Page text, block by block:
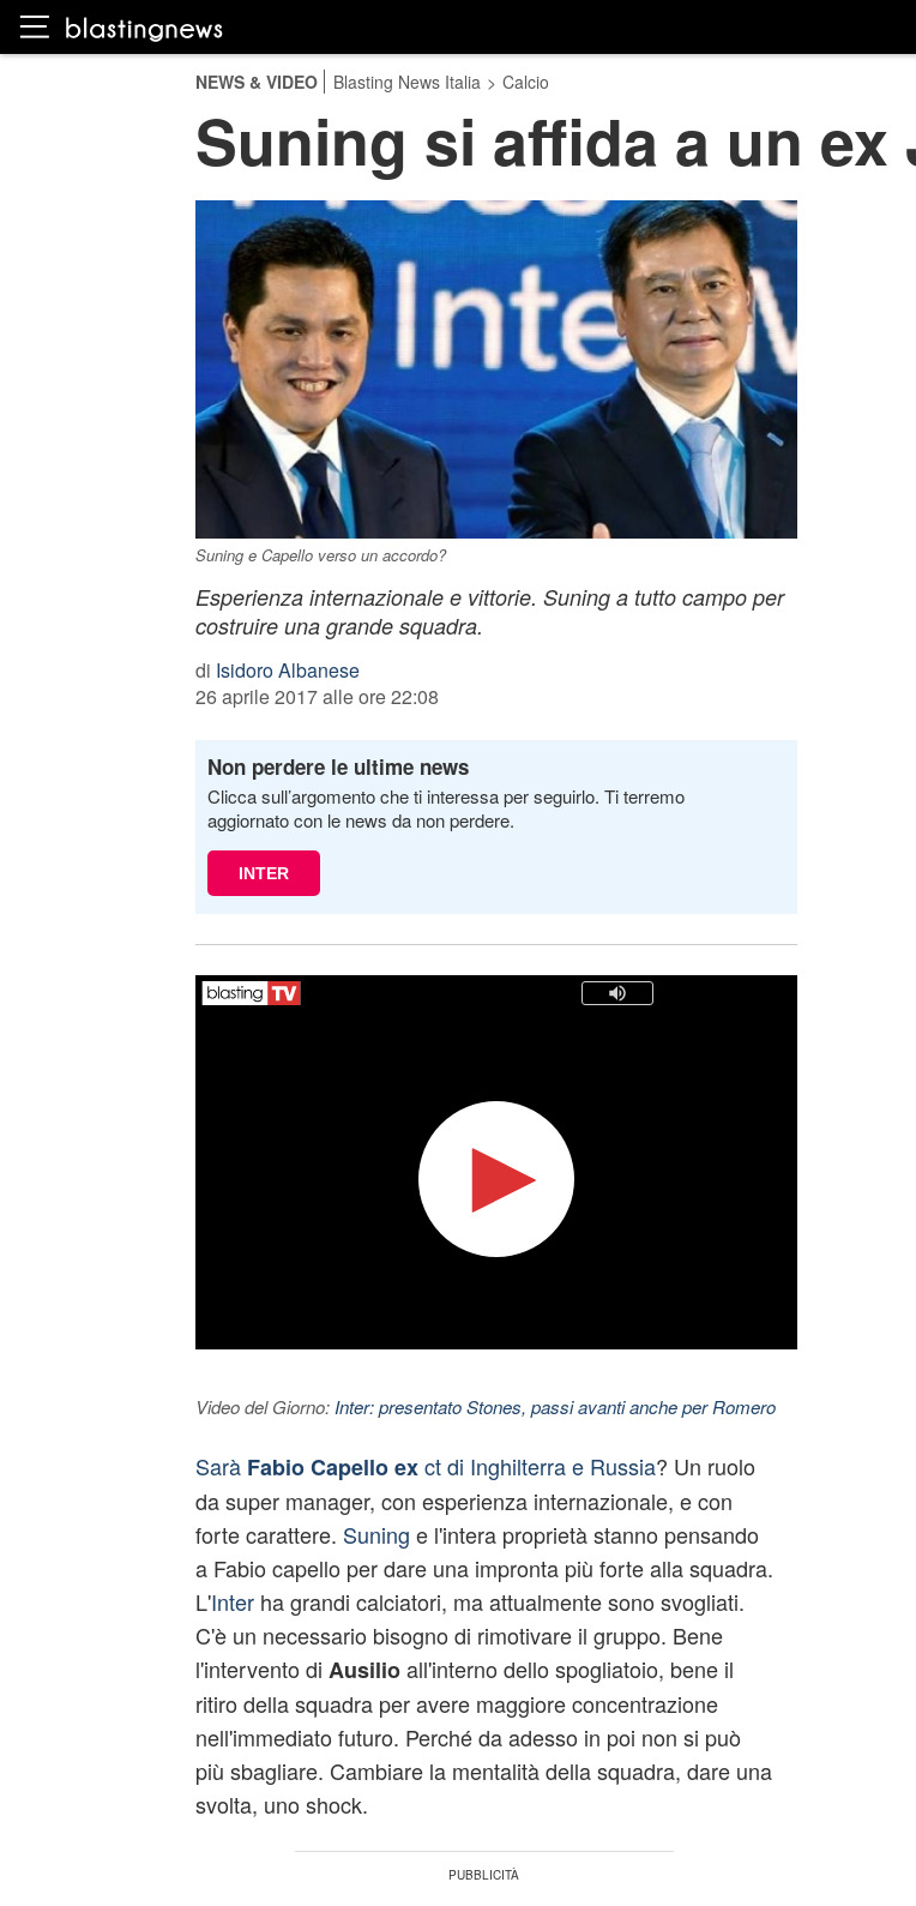
NEWS & VIDEO Blasting News Italia > Calcio
Suning si affida a un ex
Suning e Capello verso un accordo?
Esperienza internazionale e vittorie. Suning a tutto campo per
costruire una grande squadra.
di Isidoro Albanese
26 aprile 2017 alle ore 22:08
Non perdere le ultime news
Clicca sull’argomento che ti interessa per seguirlo. Ti terremo
aggiornato con le news da non perdere.
INTER
Video del Giorno: Inter: presentato Stones, passi avanti anche per Romero
Sarà Fabio Capello exct di Inghilterra e Russia? Un ruolo
da super manager, con esperienza internazionale, e con
forte carattere. Suning e l'intera proprietà stanno pensando
a Fabio capello per dare una impronta più forte alla squadra.
L'Interha grandi calciatori, ma attualmente sono svogliati.
C'è un necessario bisogno di rimotivare il gruppo. Bene
l'intervento di Ausilioall'interno dello spogliatoio, bene il
ritiro della squadra per avere maggiore concentrazione
nell'immediato futuro. Perché da adesso in poi non si può
più sbagliare. Cambiare la mentalità della squadra, dare una
svolta, uno shock.